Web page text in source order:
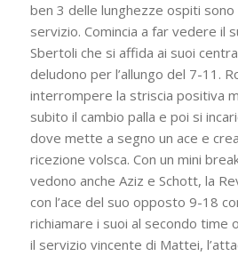
ben 3 delle lunghezze ospiti sono
servizio. Comincia a far vedere il
Sbertoli che si affida ai suoi
deludono per l’allungo del 7-11.
interrompere la striscia positiva
subito il cambio palla e poi si
dove mette a segno un ace e
ricezione volsca. Con un mini
vedono anche Aziz e Schott, la
con l’ace del suo opposto 9-18
richiamare i suoi al secondo time
il servizio vincente di Mattei,